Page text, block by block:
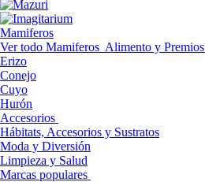
Mamiferos
Ver todo Mamiferos Alimento y Premios
Erizo
Conejo
Cuyo
Hurón
Accesorios
Hábitats, Accesorios y Sustratos
Moda y Diversión
Limpieza y Salud
Marcas populares